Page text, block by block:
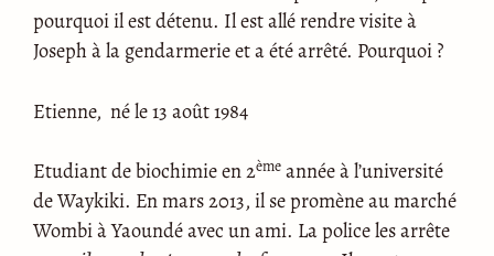
pourquoi il est détenu. Il est allé rendre visite à
Joseph à la gendarmerie et a été arrêté. Pourquoi ?
Etienne, né le 13 août 1984
Etudiant de biochimie en 2ème année à l’université
de Waykiki. En mars 2013, il se promène au marché
Wombi à Yaoundé avec un ami. La police les arrête